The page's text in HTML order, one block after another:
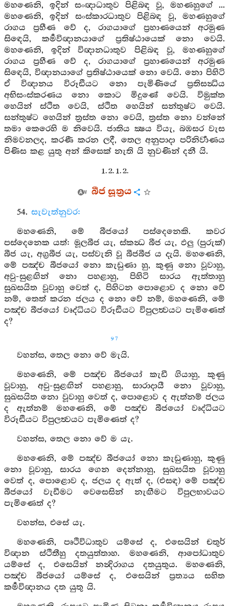
මහණෙනි, ඉදින් සංඥාධාතුව පිළිබඳ වූ, මහණහුගේ ...
මහණෙනි, ඉදින් සංස්කාරධාතුව පිළිබඳ වූ, මහණහුගේ
රාගය ප්‍රහීණ වේ ද, රාගයාගේ ප්‍රහාණයෙන් අරමුණ
සිඳෙයි, කර්‍මවිඥානයාගේ ප්‍රතිෂ්ඨායෙක් නො වෙයි.
මහණෙනි, ඉදින් විඥානධාතුව පිළිබඳ වූ, මහණහුගේ
රාගය ප්‍රහීණ වේ ද, රාගයාගේ ප්‍රහාණයෙන් අරමුණ
සිඳෙයි, විඥානයාගේ ප්‍රතිෂ්ඨායෙක් නො වෙයි. නො පිහිටි
ඒ විඥානය විරූඪියට නො පැමිණියේ ප්‍රතිසන්‍ධිය
අභිසංස්කරණය නො කොට මිදුණේ වෙයි. විමුක්ත
හෙයින් ස්ථිත වෙයි, ස්ථිත හෙයින් සන්තුෂ්ට වෙයි.
සන්තුෂ්ට හෙයින් ත්‍රස්ත නො වෙයි, ත්‍රස්ත නො වන්නේ
තමා කෙරෙහි ම නිවෙයි. ජාතිය ක්‍ෂය වියැ, බඹසර වැස
නිමවනලද, කරණී කරන ලදී, තෙල අනුපාදා පරිනිර්‍වාණය
පිණිස කළ යුතු අන් කිසෙක් නැති යි නුවණින් දනී යි.
1. 2. 1. 2.
බීජ සූත්‍රය
54. සැවැත්නුවර:
මහණෙනි, මේ බීජයෝ පස්දෙනෙකි. කවර
පස්දෙනෙක යත්: මූලබීජ යැ, ස්කන්‍ධ බීජ යැ, ඵලු (පුරුක්)
බීජ යැ, අග්‍රබීජ යැ, පස්වැනි වූ බීජබීජ ය දැයි. මහණෙනි,
මේ පඤ්ච බීජයෝ නො කැඩුණා හු, කුණු නො වූවාහු,
අවු-සුළඟින් නො පහළාහු, පිහිටි සාරය ඇත්තාහු
සුඛසයිත වූවාහු වෙත් ද, පිහිටන පොළොව ද නො වේ
නම්, තෙත් කරන ජලය ද නො වේ නම්, මහණෙනි, මේ
පඤ්ච බීජයෝ වෘද්ධියට විරූඪියට විපුලත්‍වයට පැමිණෙත්
ද?
97
වහන්ස, තෙල නො වේ මැයි.
මහණෙනි, මේ පඤ්ච බීජයෝ කැඩී ගියාහු, කුණු
වූවාහු, අවු-සුළඟින් පහළාහු, සාරාදායී නො වූවාහු,
සුඛසයිත නො වූවාහු වෙත් ද, පොළොව ද ඇත්නම් ජලය
ද ඇත්නම් මහණෙනි, මේ පඤ්ච බීජයෝ වෘද්ධියට
විරූඪියට විපුලත්‍වයට පැමිණෙත් ද?
වහන්ස, තෙල නො වේ ම යැ.
මහණෙනි, මේ පඤ්ච බීජයෝ නො කැඩුණාහු, කුණු
නො වූවාහු, සාරය ගෙන දෙන්නාහු, සුඛසයිත වූවාහු
වෙත් ද, පොළොව ද, ජලය ද ඇත් ද, (එසඳ) මේ පඤ්ච
බීජයෝ වැඩීමට වෙසෙසින් නැඟීමට විපුලභාවයට
පැමිණෙත් ද?
වහන්ස, එසේ යැ.
මහණෙනි, පෘථිවිධාතුව යම්සේ ද, එසෙයින් චතුර්
විඥාන ස්ථිතීහු දතයුත්තාහ. මහණෙනි, ආපෝධාතුව
යම්සේ ද, එසෙයින් නන්‍දිරාගය දතයුතුය. මහණෙනි,
පඤ්ච බීජයෝ යම්සේ ද, එසෙයින් ප්‍රත්‍යය සහිත
කර්‍මවිඥානය දත යුතු යි.